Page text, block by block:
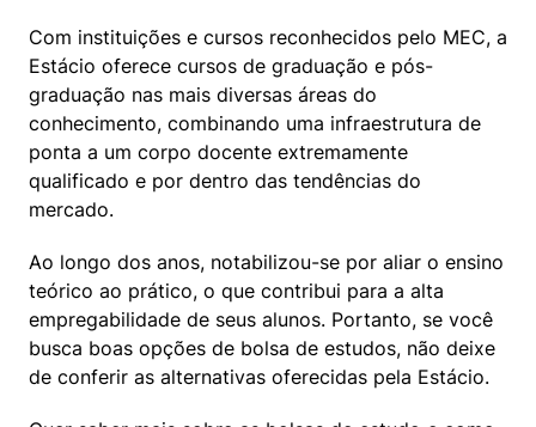
Com instituições e cursos reconhecidos pelo MEC, a
Estácio oferece cursos de graduação e pós-
graduação nas mais diversas áreas do
conhecimento, combinando uma infraestrutura de
ponta a um corpo docente extremamente
qualificado e por dentro das tendências do
mercado.
Ao longo dos anos, notabilizou-se por aliar o ensino
teórico ao prático, o que contribui para a alta
empregabilidade de seus alunos. Portanto, se você
busca boas opções de bolsa de estudos, não deixe
de conferir as alternativas oferecidas pela Estácio.